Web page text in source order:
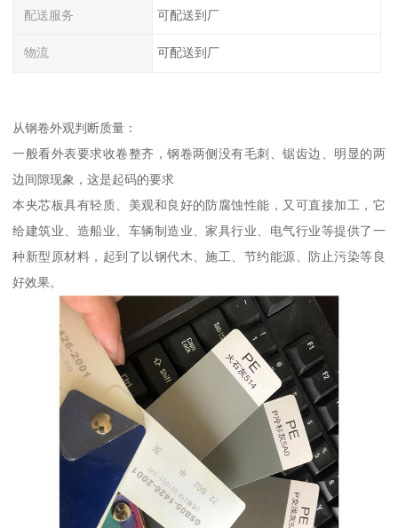
配送服务 可配送到厂
物流 可配送到厂
从钢卷外观判断质量：
一般看外表要求收卷整齐，钢卷两侧没有毛刺、锯齿边、明显的两
边间隙现象，这是起码的要求
本夹芯板具有轻质、美观和良好的防腐蚀性能，又可直接加工，它
给建筑业、造船业、车辆制造业、家具行业、电气行业等提供了一
种新型原材料，起到了以钢代木、施工、节约能源、防止污染等良
好效果。